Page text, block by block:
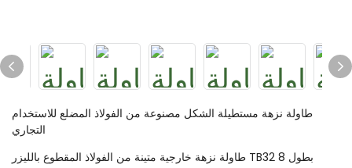
طاولة نزهة مستطيلة الشكل مصنوعة من الفولاذ المضلع للاستخدام
التجاري
طاولة نزهة خارجية متينة من الفولاذ المقطوع بالليزر TB32 بطول 8